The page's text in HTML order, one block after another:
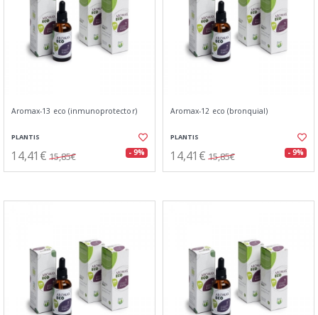
Aromax-13 eco (inmunoprotector)
PLANTIS
14,41€ 15,85€ - 9%
Aromax-12 eco (bronquial)
PLANTIS
14,41€ 15,85€ - 9%